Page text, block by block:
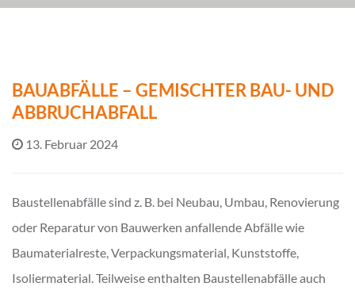
BAUABFÄLLE – GEMISCHTER BAU- UND
ABBRUCHABFALL
13. Februar 2024
Baustellenabfälle sind z. B. bei Neubau, Umbau, Renovierung
oder Reparatur von Bauwerken anfallende Abfälle wie
Baumaterialreste, Verpackungsmaterial, Kunststoffe,
Isoliermaterial. Teilweise enthalten Baustellenabfälle auch